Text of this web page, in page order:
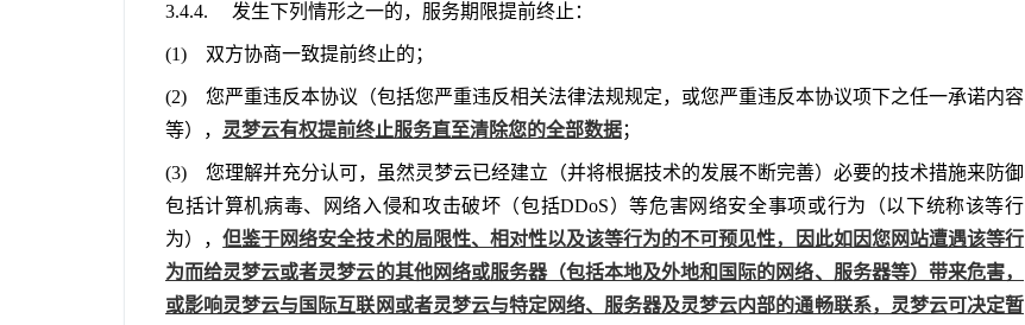
3.4.4.     发生下列情形之一的，服务期限提前终止：
(1)    双方协商一致提前终止的；
(2)    您严重违反本协议（包括您严重违反相关法律法规规定，或您严重违反本协议项下之任一承诺内容
等）， 灵梦云有权提前终止服务直至清除您的全部数据；
(3)    您理解并充分认可，虽然灵梦云已经建立（并将根据技术的发展不断完善）必要的技术措施来防御
包括计算机病毒、网络入侵和攻击破坏（包括DDoS）等危害网络安全事项或行为（以下统称该等行
为），但鉴于网络安全技术的局限性、相对性以及该等行为的不可预见性，因此如因您网站遭遇该等行
为而给灵梦云或者灵梦云的其他网络或服务器（包括本地及外地和国际的网络、服务器等）带来危害，
或影响灵梦云与国际互联网或者灵梦云与特定网络、服务器及灵梦云内部的通畅联系，灵梦云可决定暂